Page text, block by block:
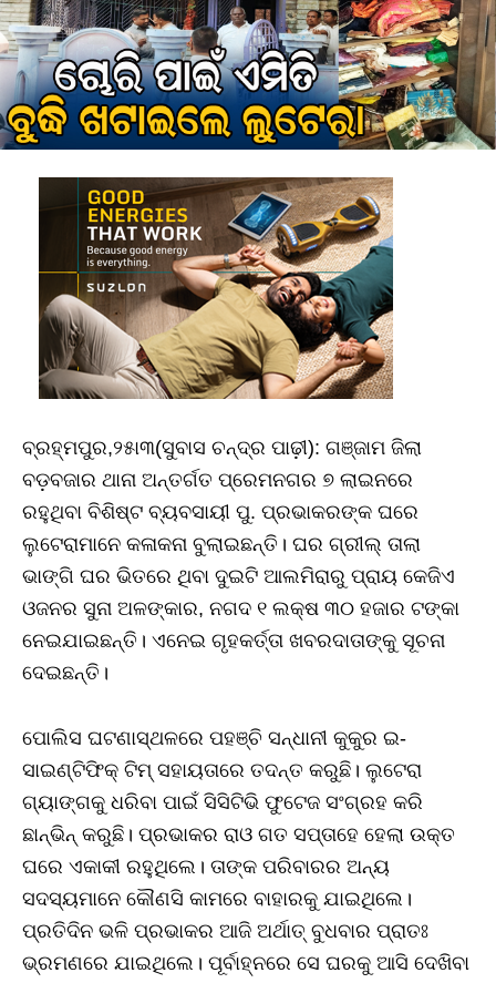
ବ୍ରହ୍ମପୁର,୨୫ା୩(ସୁବାସ ଚନ୍ଦ୍ର ପାଢ଼ୀ): ଗଞ୍ଜାମ ଜିଲା
ବଡ଼ବଜାର ଥାନା ଅନ୍ତର୍ଗତ ପ୍ରେମନଗର ୭ ଲାଇନରେ
ରହୁଥିବା ବିଶିଷ୍ଟ ବ୍ୟବସାୟୀ ପୁ. ପ୍ରଭାକରଙ୍କ ଘରେ
ଲୁଟେରାମାନେ କଳାକନା ବୁଲାଇଛନ୍ତି। ଘର ଗ୍ରୀଲ୍‌ ତାଲା
ଭାଙ୍ଗି ଘର ଭିତରେ ଥିବା ଦୁଇଟି ଆଲମିରାରୁ ପ୍ରାୟ କେଜିଏ
ଓଜନର ସୁନା ଅଳଙ୍କାର, ନଗଦ ୧ ଲକ୍ଷ ୩୦ ହଜାର ଟଙ୍କା
ନେଇଯାଇଛନ୍ତି। ଏନେଇ ଗୃହକର୍ତ୍ତା ଖବରଦାତାଙ୍କୁ ସୂଚନା
ଦେଇଛନ୍ତି।
ପୋଲିସ ଘଟଣାସ୍ଥଳରେ ପହଞ୍ଚି ସନ୍ଧାନୀ କୁକୁର ଇ-
ସାଇଣ୍ଟିଫିକ୍‌ ଟିମ୍‌ ସହାୟତାରେ ତଦନ୍ତ କରୁଛି। ଲୁଟେରା
ଗ୍ୟାଙ୍ଗକୁ ଧରିବା ପାଇଁ ସିସିଟିଭି ଫୁଟେଜ ସଂଗ୍ରହ କରି
ଛାନ୍‌ଭିନ୍‌ କରୁଛି। ପ୍ରଭାକର ରାଓ ଗତ ସପ୍ତାହେ ହେଲା ଉକ୍ତ
ଘରେ ଏକାକୀ ରହୁଥିଲେ। ତାଙ୍କ ପରିବାରର ଅନ୍ୟ
ସଦସ୍ୟମାନେ କୌଣସି କାମରେ ବାହାରକୁ ଯାଇଥିଲେ।
ପ୍ରତିଦିନ ଭଳି ପ୍ରଭାକର ଆଜି ଅର୍ଥାତ୍‌ ବୁଧବାର ପ୍ରାତଃ
ଭ୍ରମଣରେ ଯାଇଥିଲେ। ପୂର୍ବାହ୍ନରେ ସେ ଘରକୁ ଆସି ଦେଖିବା